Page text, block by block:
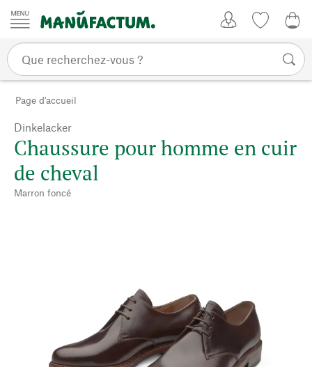
Passer au contenu
Page d'accueil
Dinkelacker
Chaussure pour homme en cuir
de cheval
Marron foncé